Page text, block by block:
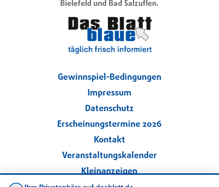
Bielefeld und Bad Salzuflen.
Gewinnspiel-Bedingungen
Impressum
Datenschutz
Erscheinungstermine 2026
Kontakt
Veranstaltungskalender
Kleinanzeigen